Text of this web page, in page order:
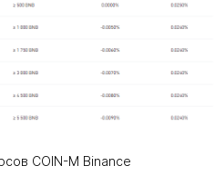
COIN-M Binance